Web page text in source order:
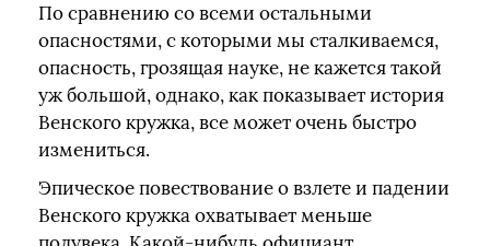
По сравнению со всеми остальными
опасностями, с которыми мы сталкиваемся,
опасность, грозящая науке, не кажется такой
уж большой, однако, как показывает история
Венского кружка, все может очень быстро
измениться.
Эпическое повествование о взлете и падении
Венского кружка охватывает меньше